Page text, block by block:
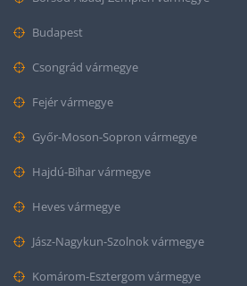
Budapest
Csongrád vármegye
Fejér vármegye
Győr-Moson-Sopron vármegye
Hajdú-Bihar vármegye
Heves vármegye
Jász-Nagykun-Szolnok vármegye
Komárom-Esztergom vármegye